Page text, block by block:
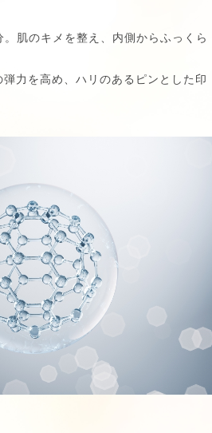
肌のキメを整え、内側からふっくら
力を高め、ハリのあるピンとした印